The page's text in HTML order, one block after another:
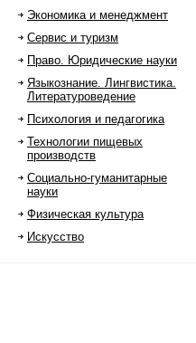
Экономика и менеджмент
Сервис и туризм
Право. Юридические науки
Языкознание. Лингвистика.
Литературоведение
Психология и педагогика
Технологии пищевых
производств
Социально-гуманитарные
науки
Физическая культура
Искусство